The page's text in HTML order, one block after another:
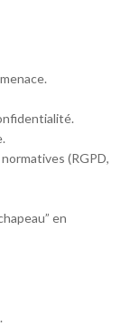
(RGPD,
en